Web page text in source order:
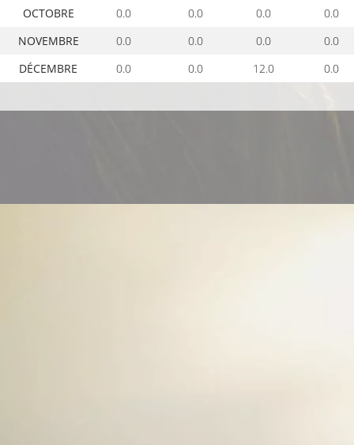
OCTOBRE 0.0 0.0 0.0
0.0
NOVEMBRE
0.0 0.0 0.0
0.0
DÉCEMBRE
0.0 0.0 12.0 0.0